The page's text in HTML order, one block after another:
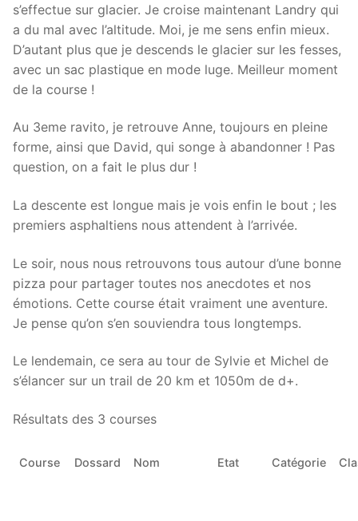
s’effectue sur glacier. Je croise maintenant Landry qui
a du mal avec l’altitude. Moi, je me sens enfin mieux.
D’autant plus que je descends le glacier sur les fesses,
avec un sac plastique en mode luge. Meilleur moment
de la course !
Au 3eme ravito, je retrouve Anne, toujours en pleine
forme, ainsi que David, qui songe à abandonner ! Pas
question, on a fait le plus dur !
La descente est longue mais je vois enfin le bout ; les
premiers asphaltiens nous attendent à l’arrivée.
Le soir, nous nous retrouvons tous autour d’une bonne
pizza pour partager toutes nos anecdotes et nos
émotions. Cette course était vraiment une aventure.
Je pense qu’on s’en souviendra tous longtemps.
Le lendemain, ce sera au tour de Sylvie et Michel de
s’élancer sur un trail de 20 km et 1050m de d+.
Résultats des 3 courses
Course Dossard Nom Etat Catégorie